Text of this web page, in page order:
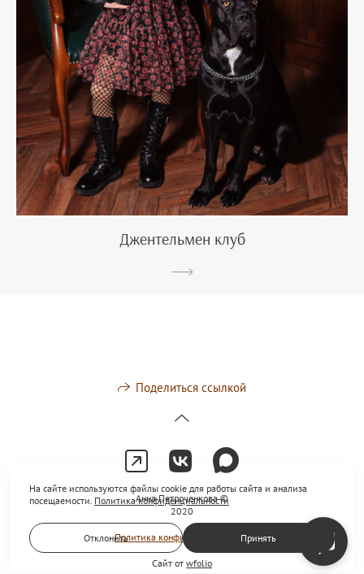
Джентельмен клуб
Поделиться ссылкой
Анна Петроченкова ©
2020
Политика конфиденциальности
Сайт от wfolio
На сайте используются файлы cookie для работы сайта и анализа
посещаемости. Политика конфиденциальности
Отклонить Принять